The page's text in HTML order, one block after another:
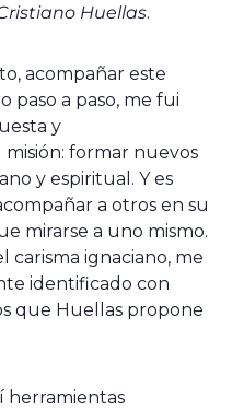
Huellas.
acompañar este
paso a paso, me fui
y
formar nuevos
y espiritual. Y es
a otros en su
mirarse a uno mismo.
ignaciano, me
identificado con
que Huellas propone
herramientas